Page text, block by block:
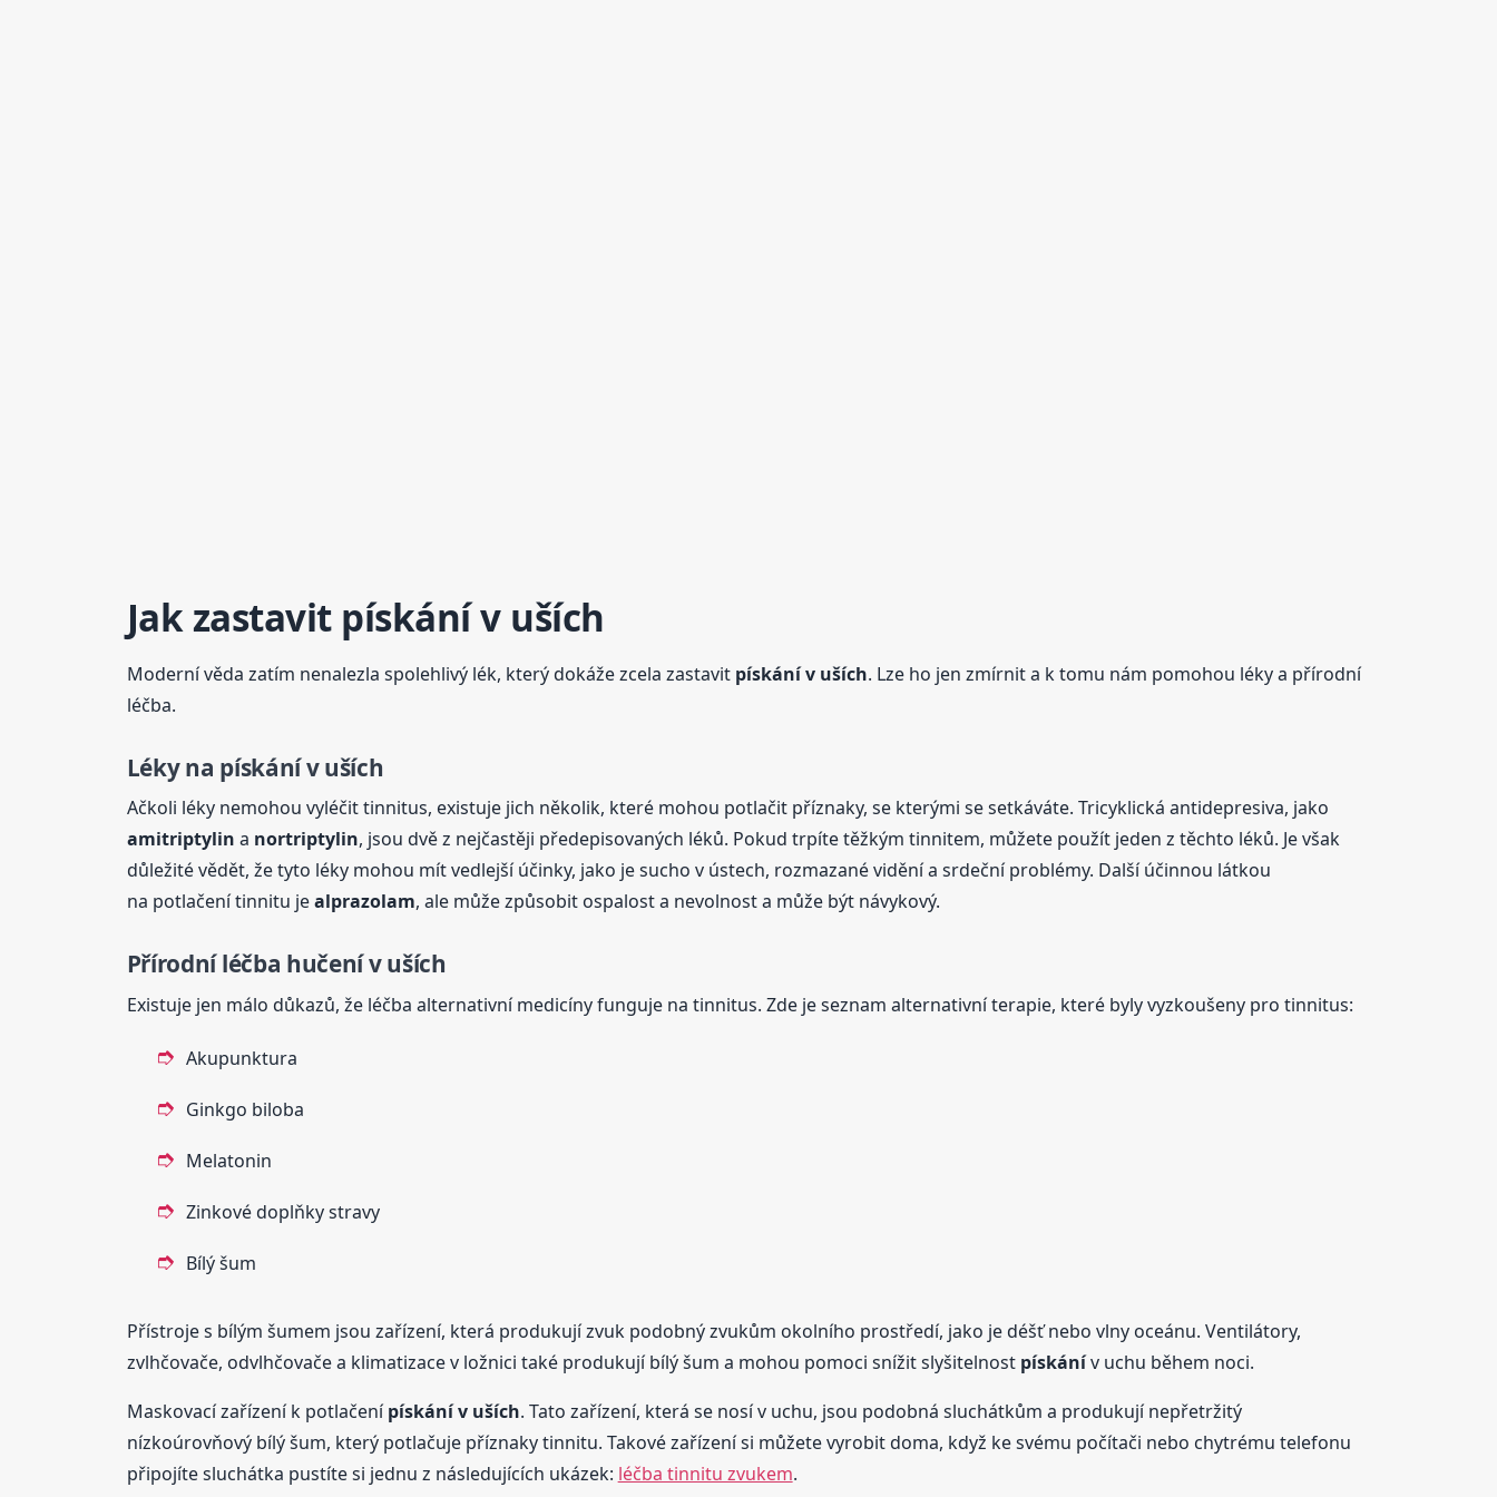
Jak zastavit pískánív uších
Moderní věda zatím nenalezla spolehlivý lék, který dokáže zcela zastavit pískánív uších. Lze ho jen zmírnit a k tomu nám pomohou léky a přírodní
léčba.
Léky na pískánív uších
Ačkoli léky nemohou vyléčit tinnitus, existuje jich několik, které mohou potlačit příznaky, se kterými se setkáváte. Tricyklická antidepresiva, jako
amitriptylin a nortriptylin, jsou dvě z nejčastěji předepisovaných léků. Pokud trpíte těžkým tinnitem, můžete použít jeden z těchto léků. Je však
důležité vědět, že tyto léky mohou mít vedlejší účinky, jako je sucho v ústech, rozmazané vidění a srdeční problémy. Další účinnou látkou
na potlačení tinnitu jealprazolam, ale může způsobit ospalost a nevolnost a může být návykový.
Přírodní léčba hučenív uších
Existuje jen málo důkazů, že léčba alternativní medicíny funguje na tinnitus. Zde je seznam alternativní terapie, které byly vyzkoušeny pro tinnitus:
Akupunktura
Ginkgo biloba
Melatonin
Zinkové doplňky stravy
Bílý šum
Přístroje s bílým šumem jsou zařízení, která produkují zvuk podobný zvukům okolního prostředí, jako je déšť nebo vlny oceánu. Ventilátory,
zvlhčovače, odvlhčovače a klimatizace v ložnici také produkují bílý šum a mohou pomoci snížit slyšitelnost pískánív uchu během noci.
Maskovací zařízení k potlačenípískánív uších. Tato zařízení, která se nosí v uchu, jsou podobná sluchátkům a produkují nepřetržitý
nízkoúrovňový bílý šum, který potlačuje příznaky tinnitu. Takové zařízení si můžete vyrobit doma, když ke svému počítači nebo chytrému telefonu
připojíte sluchátka pustíte si jednu z následujících ukázek: léčba tinnitu zvukem.